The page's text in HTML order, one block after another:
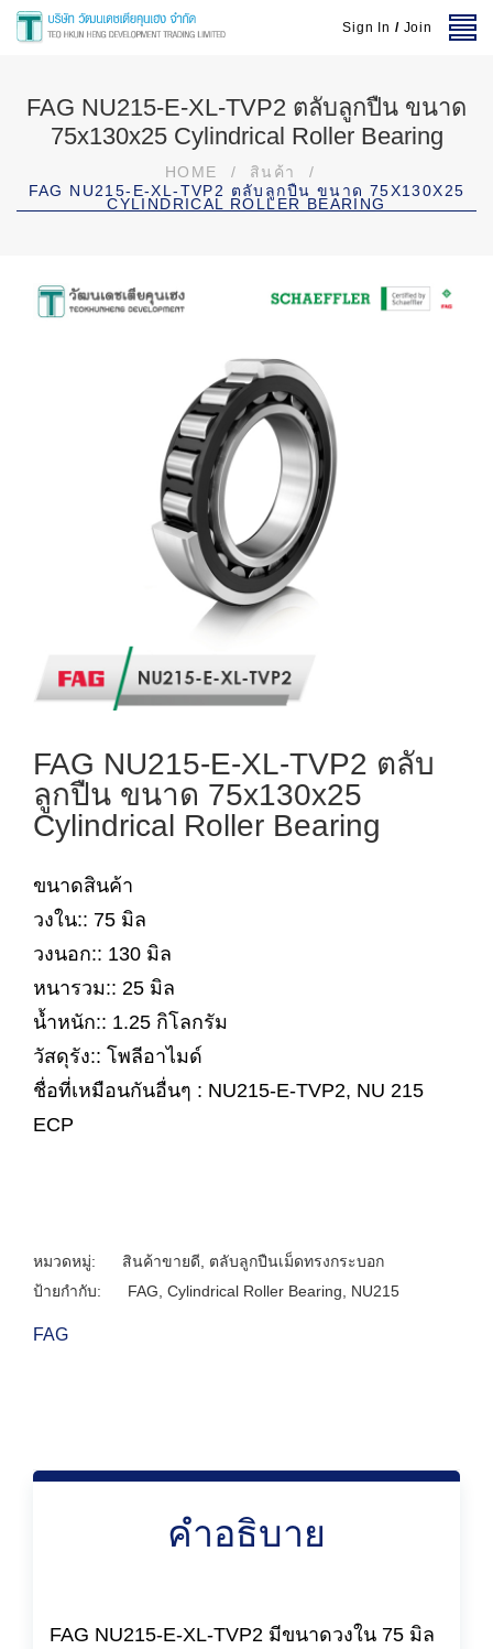
Sign In / Join
FAG NU215-E-XL-TVP2 ตลับลูกปืน ขนาด
75x130x25 Cylindrical Roller Bearing
HOME / สินค้า
/
FAG NU215-E-XL-TVP2 ตลับลูกปืน ขนาด 75X130X25
CYLINDRICAL ROLLER BEARING
FAG NU215-E-XL-TVP2 ตลับ
ลูกปืน ขนาด 75x130x25
Cylindrical Roller Bearing
ขนาดสินค้า
วงใน:: 75 มิล
วงนอก:: 130 มิล
หนารวม:: 25 มิล
น้ำหนัก:: 1.25 กิโลกรัม
วัสดุรัง:: โพลีอาไมด์
ชื่อที่เหมือนกันอื่นๆ : NU215-E-TVP2, NU 215
ECP
หมวดหมู่: สินค้าขายดี
ตลับลูกปืนเม็ดทรงกระบอก
ป้ายกำกับ:
FAG Cylindrical Roller Bearing NU215
FAG
คำอธิบาย
FAG NU215-E-XL-TVP2 มีขนาดวงใน 75 มิล